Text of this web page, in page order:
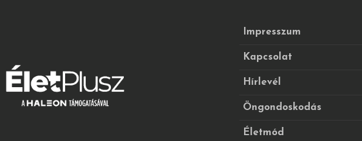
Impresszum
Kapcsolat
Hírlevél
Öngondoskodás
Életmód